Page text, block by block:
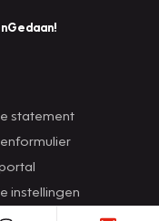
statement
instellingen